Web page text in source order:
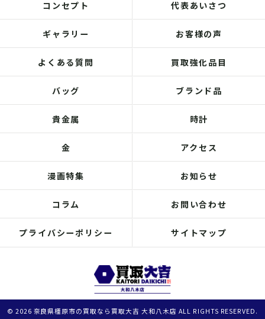
コンセプト 代表あいさつ
ギャラリー お客様の声
よくある質問 買取強化品目
バッグ ブランド品
貴金属 時計
金 アクセス
漫画特集 お知らせ
コラム お問い合わせ
プライバシーポリシー サイトマップ
© 2026 奈良県橿原市の買取なら買取大吉 大和八木店 ALL RIGHTS RESERVED.